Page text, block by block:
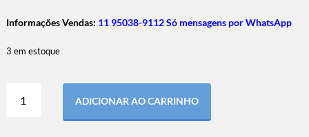
Informações Vendas: 11 95038-9112 Só mensagens por WhatsApp
3 em estoque
ADICIONAR AO CARRINHO